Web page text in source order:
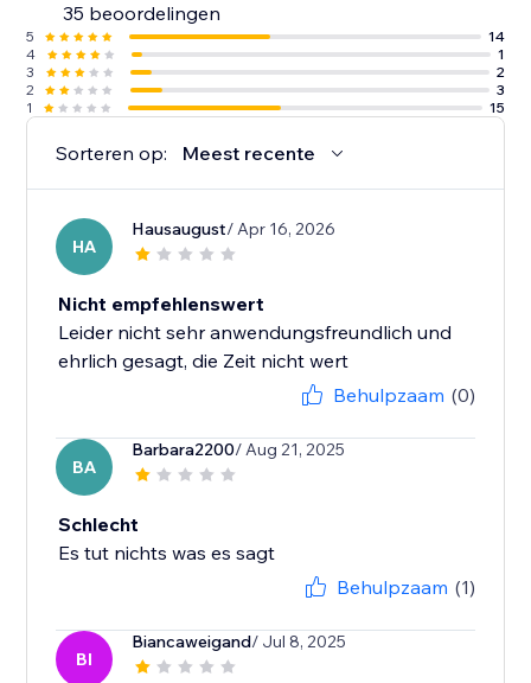
35 beoordelingen
5
14
4
1
3
2
2
3
1
15
Sorteren op: Meest recente
HA
Hausaugust/ Apr 16, 2026
Nicht empfehlenswert
Leider nicht sehr anwendungsfreundlich und
ehrlich gesagt, die Zeit nicht wert
Behulpzaam (0)
BA
Barbara2200/ Aug 21, 2025
Schlecht
Es tut nichts was es sagt
Behulpzaam (1)
BI
Biancaweigand/ Jul 8, 2025